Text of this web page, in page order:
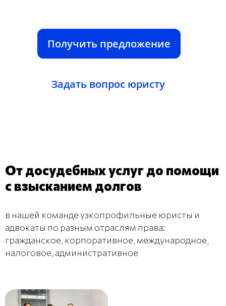
Получить предложение
Задать вопрос юристу
От досудебных услуг до помощи
с взысканием долгов
в нашей команде узкопрофильные юристы и
адвокаты по разным отраслям права:
гражданское, корпоративное, международное,
налоговое, административное